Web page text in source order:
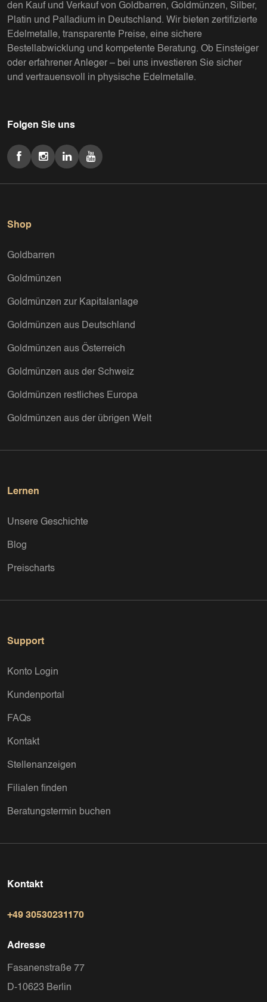
den Kauf und Verkauf von Goldbarren, Goldmünzen, Silber,
Platin und Palladium in Deutschland. Wir bieten zertifizierte
Edelmetalle, transparente Preise, eine sichere
Bestellabwicklung und kompetente Beratung. Ob Einsteiger
oder erfahrener Anleger – bei uns investieren Sie sicher
und vertrauensvoll in physische Edelmetalle.
Folgen Sie uns
Shop
Goldbarren
Goldmünzen
Goldmünzen zur Kapitalanlage
Goldmünzen aus Deutschland
Goldmünzen aus Österreich
Goldmünzen aus der Schweiz
Goldmünzen restliches Europa
Goldmünzen aus der übrigen Welt
Lernen
Unsere Geschichte
Blog
Preischarts
Support
Konto Login
Kundenportal
FAQs
Kontakt
Stellenanzeigen
Filialen finden
Beratungstermin buchen
Kontakt
+49 30530231170
Adresse
Fasanenstraße 77
D-10623 Berlin